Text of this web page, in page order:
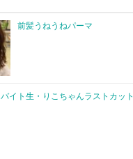
前髪うねうねパーマ
バイト生・りこちゃんラストカット